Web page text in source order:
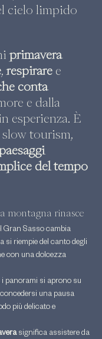
cielo limpido
primavera
, respirare e
conta
e dalla
esperienza. È
tourism,
del tempo
montagna rinasce
Gran Sasso cambia
si riempie del canto degli
con una dolcezza
panorami si aprono su
una pausa
più delicato e
significa assistere da